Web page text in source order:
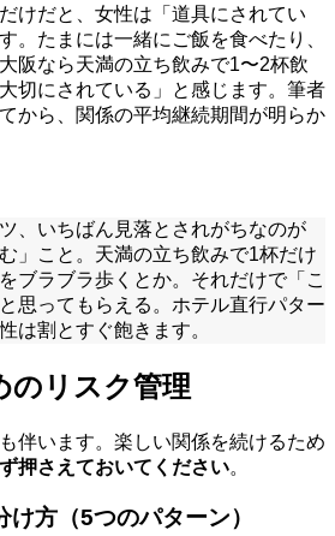
けだと、女性は「道具にされてい
。たまには一緒にご飯を食べたり、
阪なら天満の立ち飲みで1〜2杯飲
切にされている」と感じます。筆者
から、関係の平均継続期間が明らか
、いちばん見落とされがちなのが
」こと。天満の立ち飲みで1杯だけ
ブラブラ歩くとか。それだけで「こ
思ってもらえる。ホテル直行パター
は割とすぐ飽きます。
のリスク管理
伴います。楽しい関係を続けるため
押さえておいてください。
方（5つのパターン）